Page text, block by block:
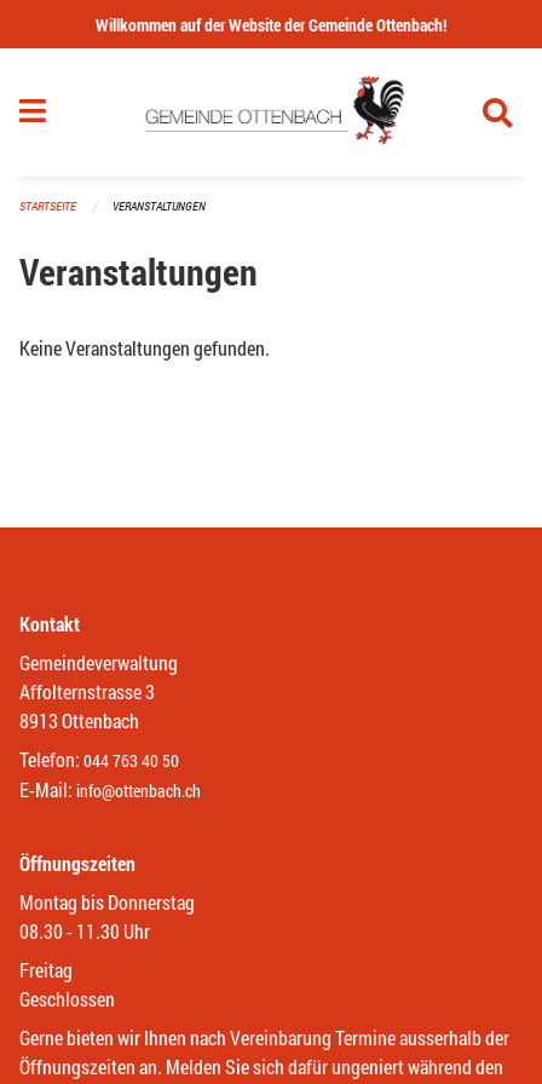
Navigation überspringen
Willkommen auf der Website der Gemeinde Ottenbach!
STARTSEITE VERANSTALTUNGEN
Veranstaltungen
Keine Veranstaltungen gefunden.
Kontakt
Gemeindeverwaltung
Affolternstrasse 3
8913 Ottenbach
Telefon: 044 763 40 50
E-Mail: info@ottenbach.ch
Öffnungszeiten
Montag bis Donnerstag
08.30 - 11.30 Uhr
Freitag
Geschlossen
Gerne bieten wir Ihnen nach Vereinbarung Termine ausserhalb der
Öffnungszeiten an. Melden Sie sich dafür ungeniert während den